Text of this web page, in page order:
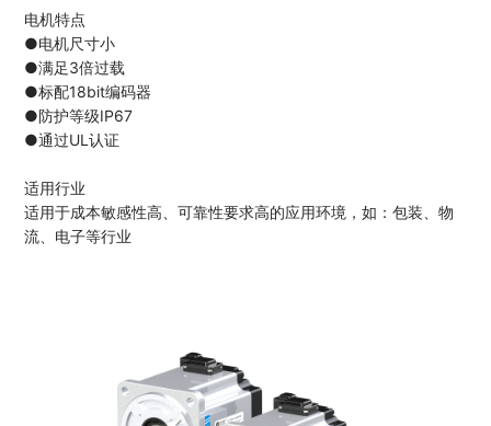
电机特点
●电机尺寸小
●满足3倍过载
●标配18bit编码器
●防护等级IP67
●通过UL认证
适用行业
适用于成本敏感性高、可靠性要求高的应用环境，如：包装、物
流、电子等行业